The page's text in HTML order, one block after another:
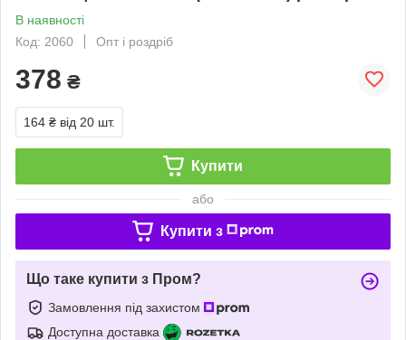
В наявності
Код: 2060
Опт і роздріб
378 ₴
164 ₴ від 20 шт.
Купити
або
Купити з
Що таке купити з Пром?
Замовлення під захистом
Доступна доставка